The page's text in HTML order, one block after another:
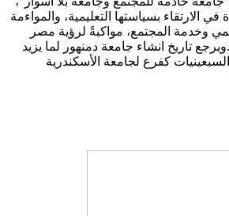
في الارتقاء بسياستها التعليمية، والمواءمة
وخدمة المجتمع، مواكبةً لرؤية مصر
تاريخ انشاء جامعة دمنهور لما يزيد
كفرع لجامعة الأسكندرية